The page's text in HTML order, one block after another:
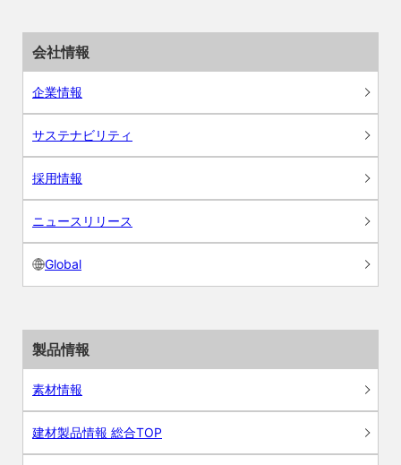
会社情報
企業情報
サステナビリティ
採用情報
ニュースリリース
Global
製品情報
素材情報
建材製品情報 総合TOP